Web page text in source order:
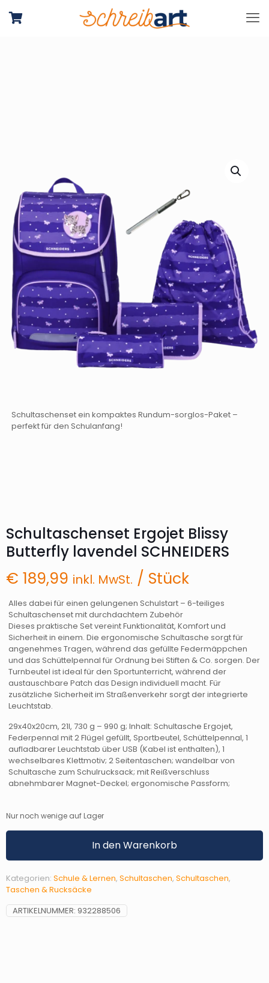
Schultaschenset ein kompaktes Rundum-sorglos-Paket –
perfekt für den Schulanfang!
Schultaschenset Ergojet Blissy
Butterfly lavendel SCHNEIDERS
€ 189,99 inkl. MwSt. / Stück
Alles dabei für einen gelungenen Schulstart – 6-teiliges
Schultaschenset mit durchdachtem Zubehör
Dieses praktische Set vereint Funktionalität, Komfort und
Sicherheit in einem. Die ergonomische Schultasche sorgt für
angenehmes Tragen, während das gefüllte Federmäppchen
und das Schüttelpennal für Ordnung bei Stiften & Co. sorgen. Der
Turnbeutel ist ideal für den Sportunterricht, während der
austauschbare Patch das Design individuell macht. Für
zusätzliche Sicherheit im Straßenverkehr sorgt der integrierte
Leuchtstab.
29x40x20cm, 21l, 730 g – 990 g; Inhalt: Schultasche Ergojet,
Federpennal mit 2 Flügel gefüllt, Sportbeutel, Schüttelpennal, 1
aufladbarer Leuchtstab über USB (Kabel ist enthalten), 1
wechselbares Klettmotiv; 2 Seitentaschen; wandelbar von
Schultasche zum Schulrucksack; mit Reißverschluss
abnehmbarer Magnet-Deckel; ergonomische Passform;
Nur noch wenige auf Lager
In den Warenkorb
Kategorien: Schule & Lernen, Schultaschen, Schultaschen,
Taschen & Rucksäcke
ARTIKELNUMMER: 932288506